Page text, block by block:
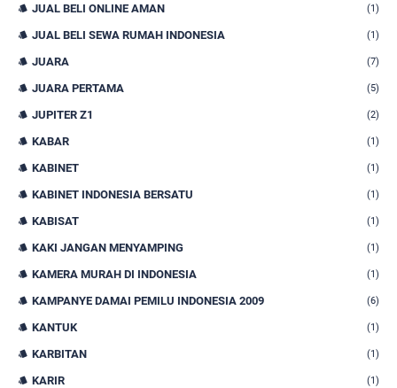
JUAL BELI ONLINE AMAN (1)
JUAL BELI SEWA RUMAH INDONESIA (1)
JUARA (7)
JUARA PERTAMA (5)
JUPITER Z1 (2)
KABAR (1)
KABINET (1)
KABINET INDONESIA BERSATU (1)
KABISAT (1)
KAKI JANGAN MENYAMPING (1)
KAMERA MURAH DI INDONESIA (1)
KAMPANYE DAMAI PEMILU INDONESIA 2009 (6)
KANTUK (1)
KARBITAN (1)
KARIR (1)